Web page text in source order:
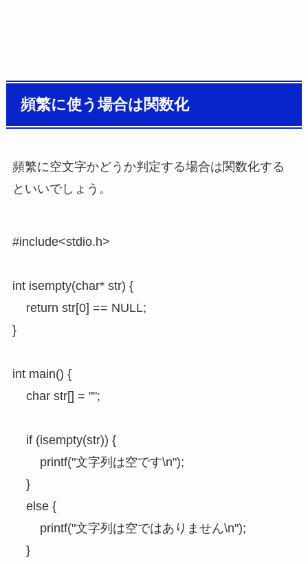
頻繁に使う場合は関数化
頻繁に空文字かどうか判定する場合は関数化する
といいでしょう。
#include<stdio.h>
int isempty(char* str) {
	return str[0] == NULL;
}
int main() {
	char str[] = "";
	if (isempty(str)) {
		printf("文字列は空です\n");
	}
	else {
		printf("文字列は空ではありません\n");
	}